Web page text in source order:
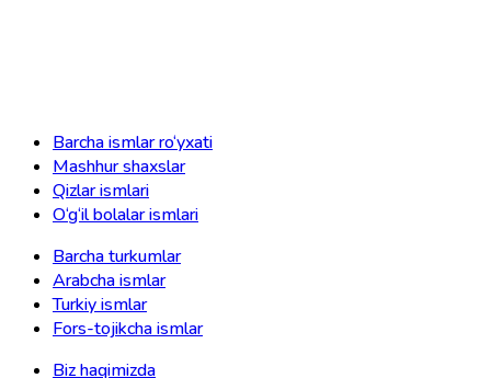
Barcha ismlar ro‘yxati
Mashhur shaxslar
Qizlar ismlari
O‘g‘il bolalar ismlari
Barcha turkumlar
Arabcha ismlar
Turkiy ismlar
Fors-tojikcha ismlar
Biz haqimizda